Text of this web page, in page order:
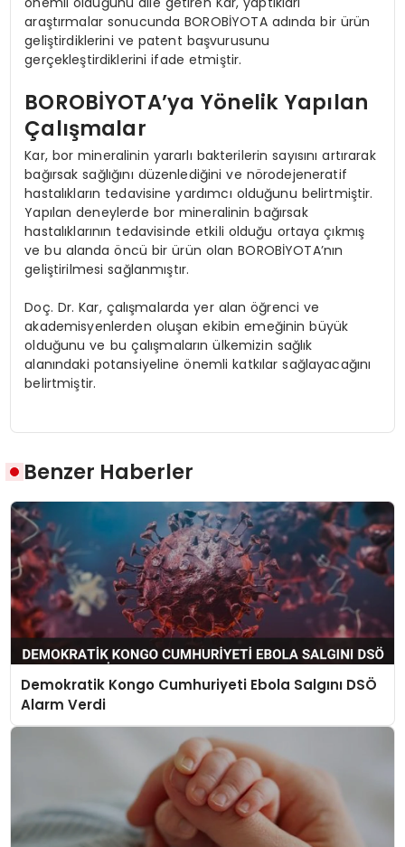
araştırmalar sonucunda BOROBİYOTA adında bir ürün
geliştirdiklerini ve patent başvurusunu
gerçekleştirdiklerini ifade etmiştir.
BOROBİYOTA’ya Yönelik Yapılan
Çalışmalar
Kar, bor mineralinin yararlı bakterilerin sayısını artırarak
bağırsak sağlığını düzenlediğini ve nörodejeneratif
hastalıkların tedavisine yardımcı olduğunu belirtmiştir.
Yapılan deneylerde bor mineralinin bağırsak
hastalıklarının tedavisinde etkili olduğu ortaya çıkmış
ve bu alanda öncü bir ürün olan BOROBİYOTA’nın
geliştirilmesi sağlanmıştır.
Doç. Dr. Kar, çalışmalarda yer alan öğrenci ve
akademisyenlerden oluşan ekibin emeğinin büyük
olduğunu ve bu çalışmaların ülkemizin sağlık
alanındaki potansiyeline önemli katkılar sağlayacağını
belirtmiştir.
Benzer Haberler
Demokratik Kongo Cumhuriyeti Ebola Salgını DSÖ
Alarm Verdi